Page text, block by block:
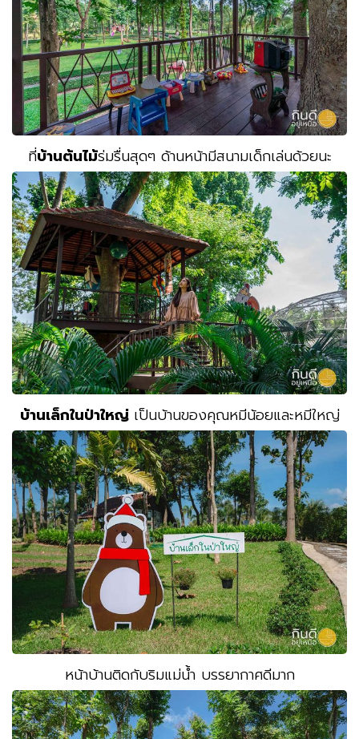
ที่บ้านต้นไม้ร่มรื่นสุดๆ ด้านหน้ามีสนามเด็กเล่นด้วยนะ
บ้านเล็กในป่าใหญ่ เป็นบ้านของคุณหมีน้อยและหมีใหญ่
หน้าบ้านติดกับริมแม่น้ำ บรรยากาศดีมาก